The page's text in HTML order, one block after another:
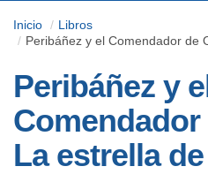
Inicio
Libros
Peribáñez y el Comendador de
Peribáñez y
Comendador
La estrella